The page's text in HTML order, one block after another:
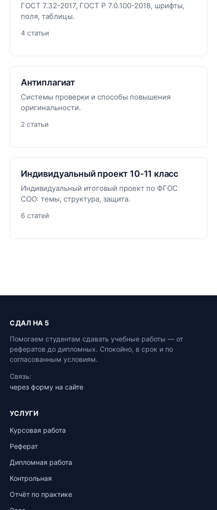
ГОСТ 7.32-2017, ГОСТ Р 7.0.100-2018, шрифты,
поля, таблицы.
4 статьи
Антиплагиат
Системы проверки и способы повышения
оригинальности.
2 статьи
Индивидуальный проект 10-11 класс
Индивидуальный итоговый проект по ФГОС
СОО: темы, структура, защита.
6 статей
СДАЛ НА 5
Помогаем студентам сдавать учебные работы — от
рефератов до дипломных. Спокойно, в срок и по
согласованным условиям.
Связь:
через форму на сайте
УСЛУГИ
Курсовая работа
Реферат
Дипломная работа
Контрольная
Отчёт по практике